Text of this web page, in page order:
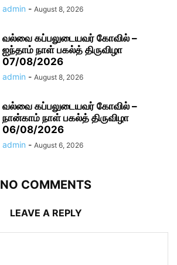
admin - August 8, 2026
வல்வை கப்பலுடையவர் கோவில் –
ஐந்தாம் நாள் பகல்த் திருவிழா
07/08/2026
admin - August 8, 2026
வல்வை கப்பலுடையவர் கோவில் –
நான்காம் நாள் பகல்த் திருவிழா
06/08/2026
admin - August 6, 2026
NO COMMENTS
LEAVE A REPLY